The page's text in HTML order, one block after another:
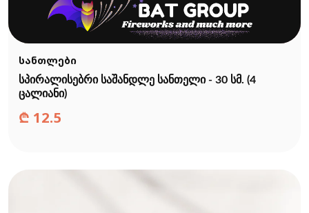
სანთლები
სპირალისებრი საშანდლე სანთელი - 30 სმ. (4
ცალიანი)
₾ 12.5